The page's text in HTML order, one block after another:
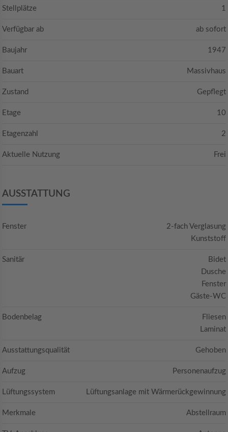
Stellplätze 1
Verfügbar ab ab sofort
Baujahr 1947
Bauart Massivhaus
Zustand Gepflegt
Etage 10
Etagenzahl 2
Aktuelle Nutzung Frei
AUSSTATTUNG
Fenster
2-fach Verglasung
Kunststoff
Sanitär
Bidet
Dusche
Fenster
Gäste-WC
Bodenbelag
Fliesen
Laminat
Ausstattungsqualität Gehoben
Aufzug Personenaufzug
Lüftungssystem Lüftungsanlage mit Wärmerückgewinnung
Merkmale Abstellraum